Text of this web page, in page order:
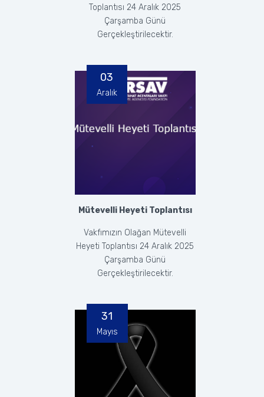
Toplantısı 24 Aralık 2025
Çarşamba Günü
Gerçekleştirilecektir.
Mütevelli Heyeti Toplantısı
Vakfımızın Olağan Mütevelli
Heyeti Toplantısı 24 Aralık 2025
Çarşamba Günü
Gerçekleştirilecektir.
03
Aralık
31
Mayıs